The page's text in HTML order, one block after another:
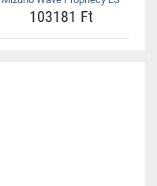
103181 Ft